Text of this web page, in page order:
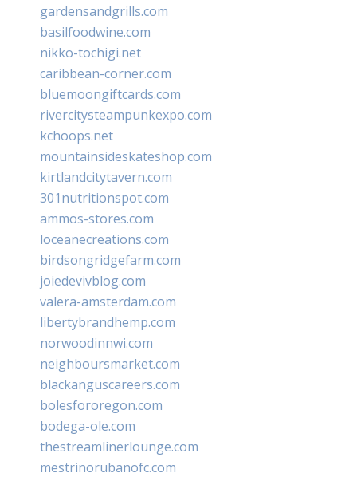
gardensandgrills.com
basilfoodwine.com
nikko-tochigi.net
caribbean-corner.com
bluemoongiftcards.com
rivercitysteampunkexpo.com
kchoops.net
mountainsideskateshop.com
kirtlandcitytavern.com
301nutritionspot.com
ammos-stores.com
loceanecreations.com
birdsongridgefarm.com
joiedevivblog.com
valera-amsterdam.com
libertybrandhemp.com
norwoodinnwi.com
neighboursmarket.com
blackanguscareers.com
bolesfororegon.com
bodega-ole.com
thestreamlinerlounge.com
mestrinorubanofc.com